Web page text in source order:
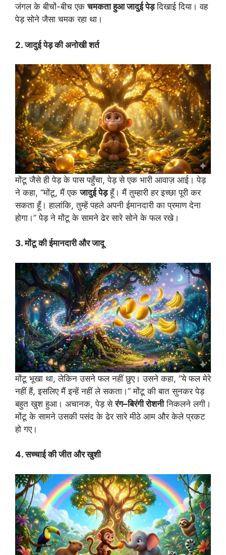
जंगल के बीचों-बीच एकचमकता हुआ जादुई पेड़दिखाई दिया। वह
पेड़ सोने जैसा चमक रहा था।
2. जादुई पेड़ की अनोखी शर्त
मोंटू जैसे ही पेड़ के पास पहुँचा, पेड़ से एक भारी आवाज़ आई। पेड़
ने कहा, “मोंटू, मैं एकजादुई पेड़हूँ। मैं तुम्हारी हर इच्छा पूरी कर
सकता हूँ। हालांकि, तुम्हें पहले अपनी ईमानदारी का प्रमाण देना
होगा।” पेड़ ने मोंटू के सामने ढेर सारे सोने के फल रखे।
3. मोंटू की ईमानदारी और जादू
मोंटू भूखा था, लेकिन उसने फल नहीं छुए। उसने कहा, “ये फल मेरे
नहीं हैं, इसलिए मैं इन्हें नहीं ले सकता।” मोंटू की बात सुनकर पेड़
बहुत खुश हुआ। अचानक, पेड़ सेरंग–बिरंगी रोशनीनिकलने लगी।
मोंटू के सामने उसकी पसंद के ढेर सारे मीठे आम और केले प्रकट
हो गए।
4. सच्चाई की जीत और खुशी